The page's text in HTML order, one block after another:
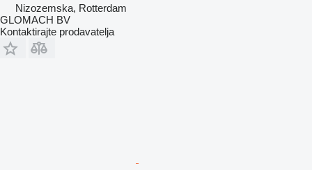
Nizozemska, Rotterdam
GLOMACH BV
Kontaktirajte prodavatelja